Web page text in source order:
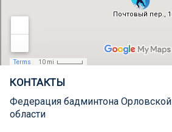
КОНТАКТЫ
Федерация бадминтона Орловской
области